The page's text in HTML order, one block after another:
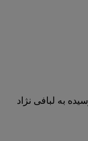
به لبافی نژاد